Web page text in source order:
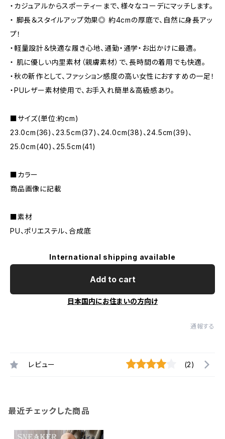
・カジュアルからスポーティーまで、様々なコーデにマッチします。
・ 脚長＆スタイルアップ効果◎ 約4cmの厚底で、自然に身長アッ
プ！
・軽量設計＆快適な履き心地、通勤・通学・お出かけに最適。
・ 肌に優しい内里素材（親膚素材）で、長時間の着用でも快適。
・秋の新作として、ファッション感度の高い女性におすすめの一足！
・PUレザー素材使用で、お手入れ簡単＆高級感あり。
■サイズ(単位:約cm)
23.0cm(36)、23.5cm(37)、24.0cm(38)、24.5cm(39)、
25.0cm(40)、25.5cm(41)
■カラー
商品画像に記載
■素材
PU、ポリエステル、合成底
International shipping available
Add to cart
日本国内にお住まいの方向け
通報する
レビュー (2)
最近チェックした商品